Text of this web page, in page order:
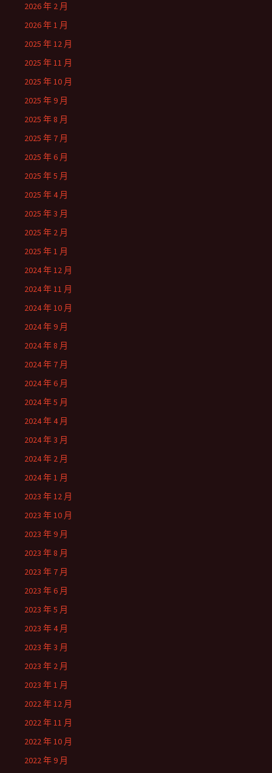
2026 年 2 月
2026 年 1 月
2025 年 12 月
2025 年 11 月
2025 年 10 月
2025 年 9 月
2025 年 8 月
2025 年 7 月
2025 年 6 月
2025 年 5 月
2025 年 4 月
2025 年 3 月
2025 年 2 月
2025 年 1 月
2024 年 12 月
2024 年 11 月
2024 年 10 月
2024 年 9 月
2024 年 8 月
2024 年 7 月
2024 年 6 月
2024 年 5 月
2024 年 4 月
2024 年 3 月
2024 年 2 月
2024 年 1 月
2023 年 12 月
2023 年 10 月
2023 年 9 月
2023 年 8 月
2023 年 7 月
2023 年 6 月
2023 年 5 月
2023 年 4 月
2023 年 3 月
2023 年 2 月
2023 年 1 月
2022 年 12 月
2022 年 11 月
2022 年 10 月
2022 年 9 月